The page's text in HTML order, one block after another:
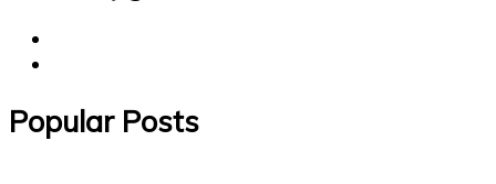
Popular Posts